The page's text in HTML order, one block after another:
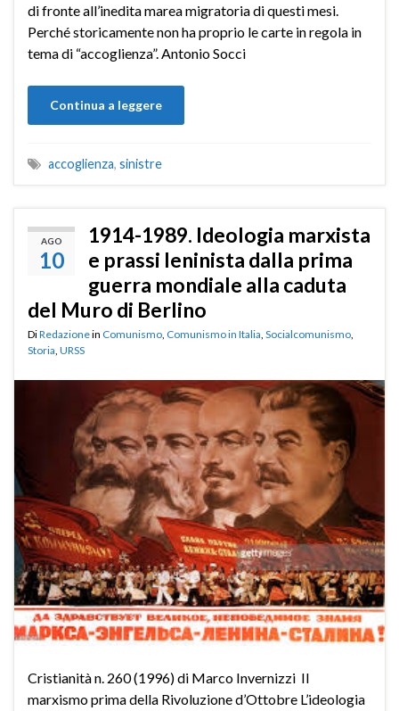
di fronte all’inedita marea migratoria di questi mesi.
Perché storicamente non ha proprio le carte in regola in
tema di “accoglienza”. Antonio Socci
Continua a leggere
accoglienza, sinistre
AGO
10
1914-1989. Ideologia marxista
e prassi leninista dalla prima
guerra mondiale alla caduta
del Muro di Berlino
DiRedazionein Comunismo Comunismo in Italia Socialcomunismo
Storia URSS
Cristianità n. 260 (1996) di Marco Invernizzi Il
marxismo prima della Rivoluzione d’Ottobre L’ideologia